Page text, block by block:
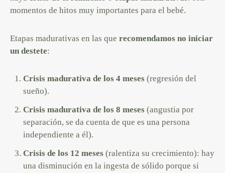
momentos de hitos muy importantes para el bebé.
Etapas madurativas en las que recomendamos no iniciar
un destete:
Crisis madurativa de los 4 meses(regresión del
sueño).
Crisis madurativa de los 8 meses(angustia por
separación, se da cuenta de que es una persona
independiente a él).
Crisis de los 12 meses(ralentiza su crecimiento): hay
una disminución en la ingesta de sólido porque si